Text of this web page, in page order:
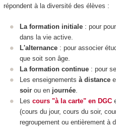
répondent à la diversité des élèves :
La formation initiale : pour
dans la vie active.
L'alternance : pour associer
que soit son âge.
La formation continue : pour
Les enseignements à distance
soir ou en journée
Les cours "à la carte" en DGC
(cours du jour, cours du soir,
regroupement ou entièrement à